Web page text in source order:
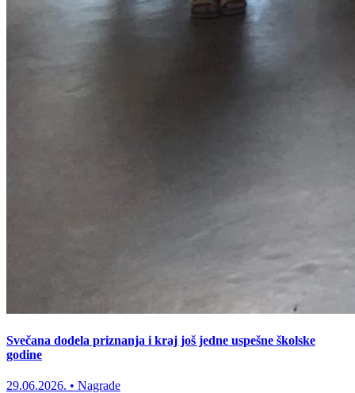
Svečana dodela priznanja i kraj još jedne uspešne školske
godine
29.06.2026. • Nagrade